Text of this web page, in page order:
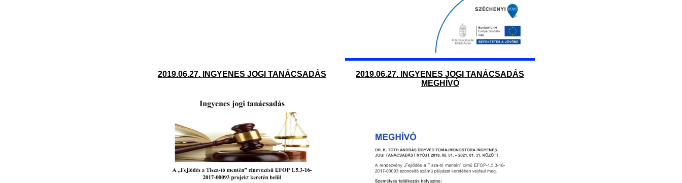
2019.06.27. INGYENES JOGI TANÁCSADÁS
2019.06.27. INGYENES JOGI TANÁCSADÁS
MEGHÍVÓ